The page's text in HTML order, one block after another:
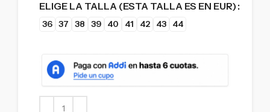
ELIGE LA TALLA (ESTA TALLA ES EN EUR)
36 37 38 39 40 41 42 43 44